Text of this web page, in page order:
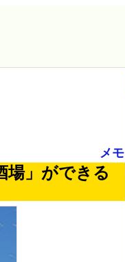
メモ
場」ができる